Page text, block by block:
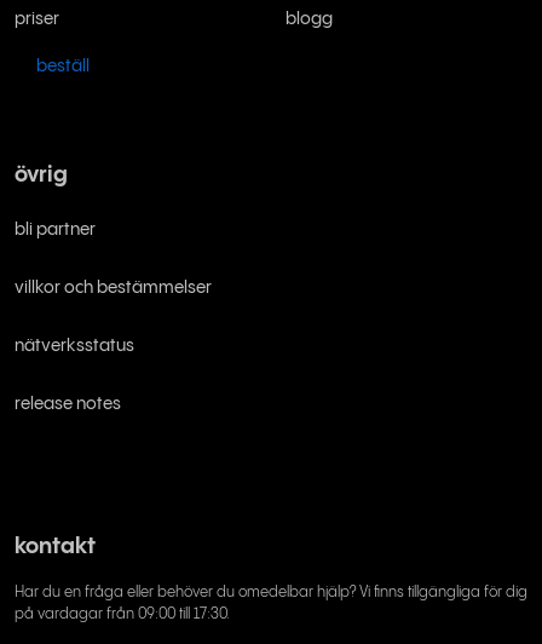
priser
beställ
blogg
övrig
bli partner
villkor och bestämmelser
nätverksstatus
release notes
kontakt
Har du en fråga eller behöver du omedelbar hjälp? Vi finns tillgängliga för dig
på vardagar från 09:00 till 17:30.